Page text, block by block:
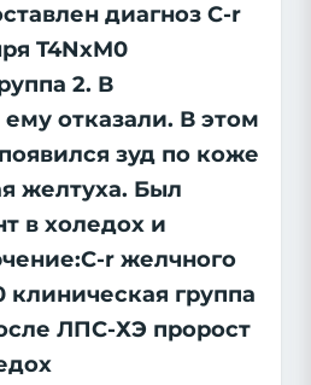
диагноз C-r
T4NxM0
2. В
отказали. В этом
зуд по коже
желтуха. Был
в холедох и
r желчного
клиническая группа
ЛПС-ХЭ пророст